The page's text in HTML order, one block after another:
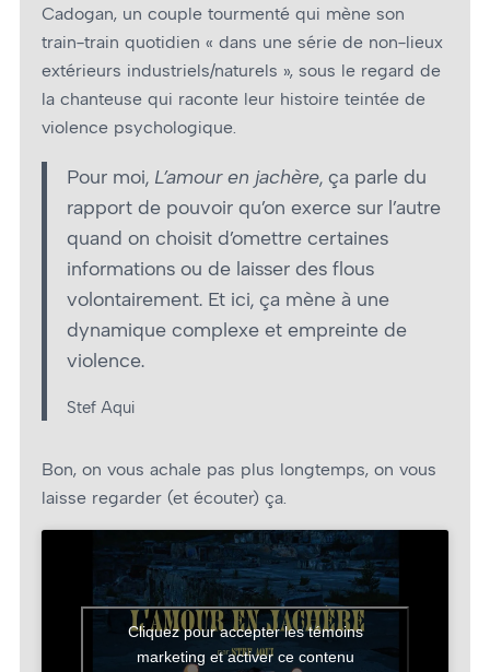
Cadogan, un couple tourmenté qui mène son
train-train quotidien « dans une série de non-lieux
extérieurs industriels/naturels », sous le regard de
la chanteuse qui raconte leur histoire teintée de
violence psychologique.
Pour moi, L’amour en jachère, ça parle du
rapport de pouvoir qu’on exerce sur l’autre
quand on choisit d’omettre certaines
informations ou de laisser des flous
volontairement. Et ici, ça mène à une
dynamique complexe et empreinte de
violence.
Stef Aqui
Bon, on vous achale pas plus longtemps, on vous
laisse regarder (et écouter) ça.
Cliquez pour accepter les témoins
marketing et activer ce contenu